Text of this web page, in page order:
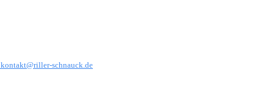
kontakt@riller-schnauck.de